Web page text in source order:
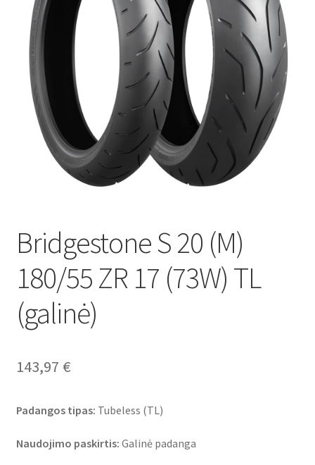
Brand
sub-
menu
Kontaktai
Bridgestone S 20 (M)
180/55 ZR 17 (73W) TL
(galinė)
143,97 €
Padangos tipas: Tubeless (TL)
Naudojimo paskirtis: Galinė padanga